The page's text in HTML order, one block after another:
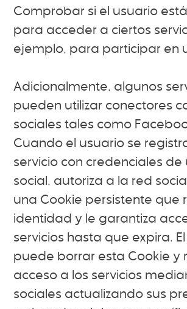
Comprobar si el usuario
para acceder a ciertos
ejemplo, para participar en
Adicionalmente, algunos
pueden utilizar conectores
sociales tales como
Cuando el usuario se
servicio con credenciales de
social, autoriza a la red
una Cookie persistente que
identidad y le garantiza
servicios hasta que expira.
puede borrar esta Cookie y
acceso a los servicios
sociales actualizando sus